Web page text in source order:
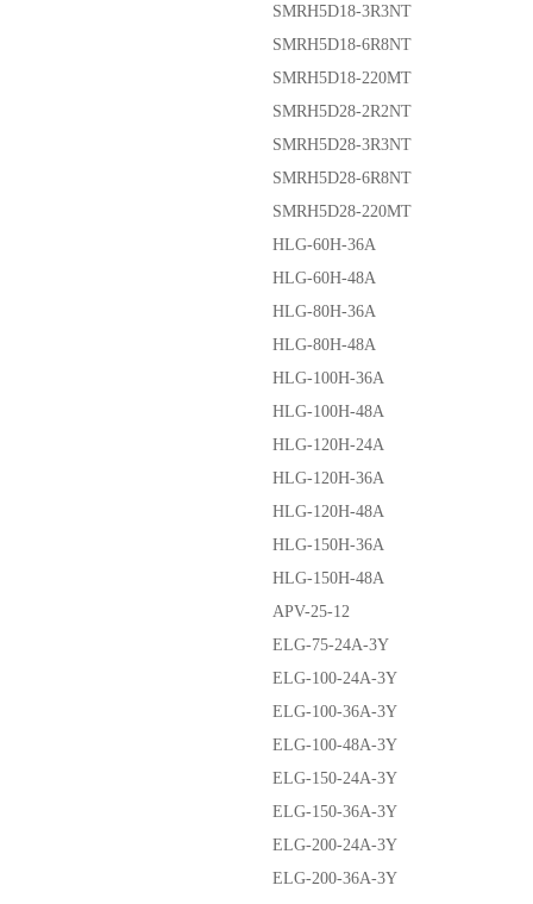
SMRH5D18-3R3NT
SMRH5D18-6R8NT
SMRH5D18-220MT
SMRH5D28-2R2NT
SMRH5D28-3R3NT
SMRH5D28-6R8NT
SMRH5D28-220MT
HLG-60H-36A
HLG-60H-48A
HLG-80H-36A
HLG-80H-48A
HLG-100H-36A
HLG-100H-48A
HLG-120H-24A
HLG-120H-36A
HLG-120H-48A
HLG-150H-36A
HLG-150H-48A
APV-25-12
ELG-75-24A-3Y
ELG-100-24A-3Y
ELG-100-36A-3Y
ELG-100-48A-3Y
ELG-150-24A-3Y
ELG-150-36A-3Y
ELG-200-24A-3Y
ELG-200-36A-3Y